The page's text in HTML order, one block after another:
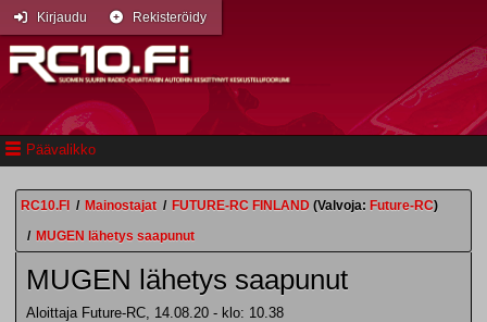
Päävalikko
Kirjaudu Rekisteröidy
RC10.FI / Mainostajat / FUTURE-RC FINLAND (Valvoja: Future-RC)
/ MUGEN lähetys saapunut
MUGEN lähetys saapunut
Aloittaja Future-RC, 14.08.20 - klo: 10.38